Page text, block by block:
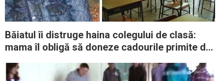
Băiatul îi distruge haina colegului de clasă:
mama îl obligă să doneze cadourile primite de